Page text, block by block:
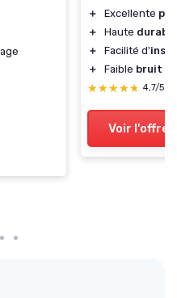
＋ Excellente
＋
Haute
＋
Facilité d'
＋
Faible bruit
★★★★★
★★★★★ 4,7/5
Voir l'offre